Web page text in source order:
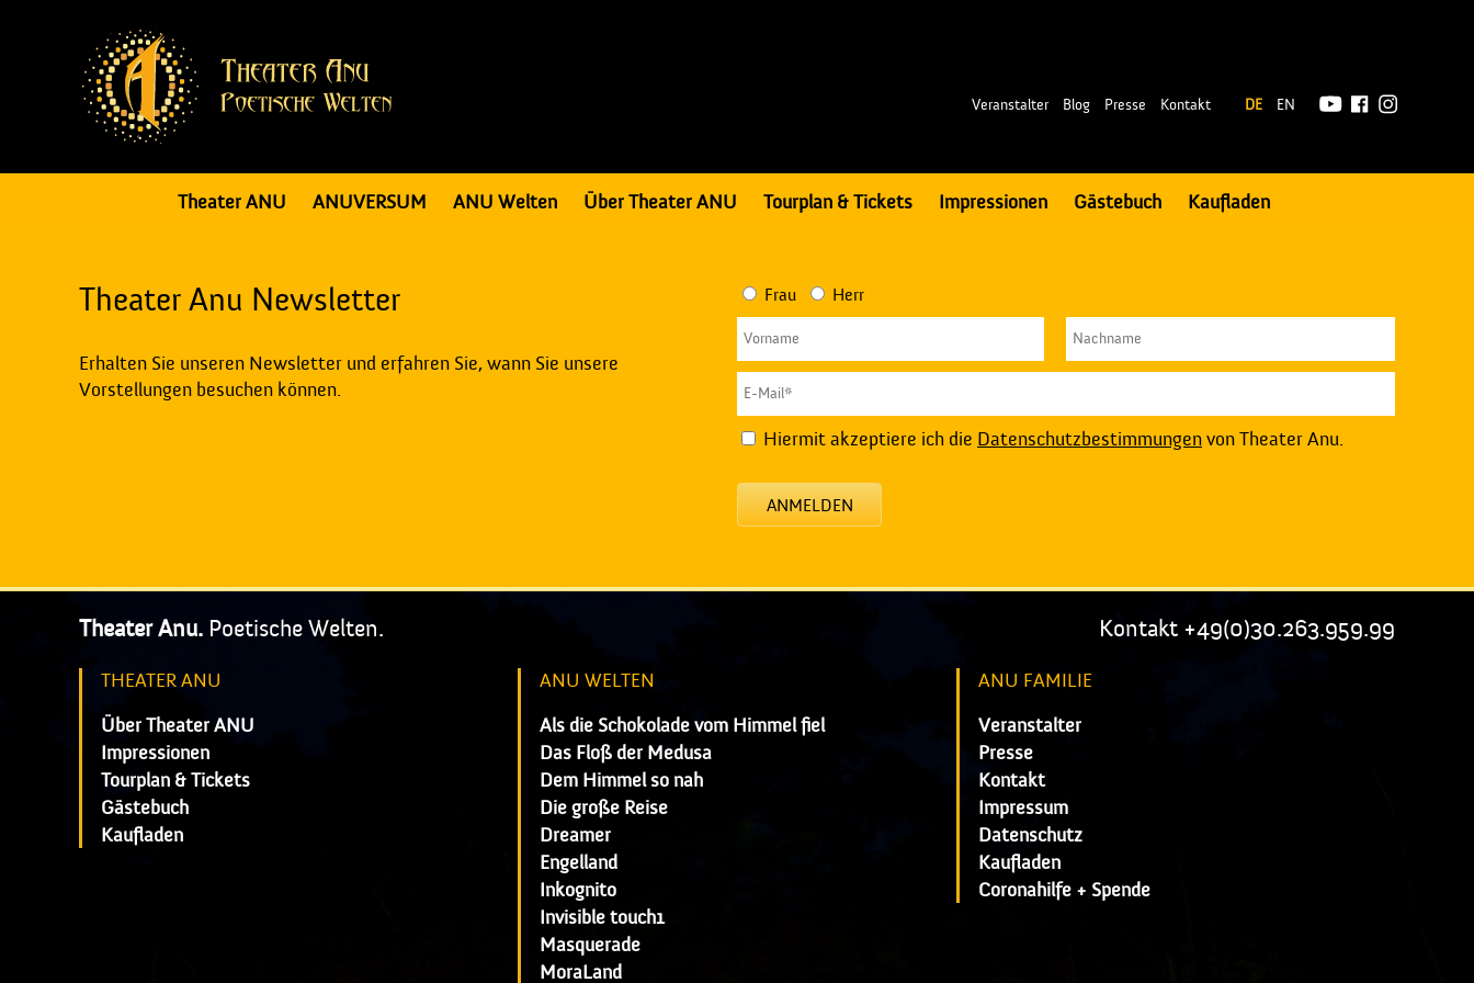
Veranstalter Blog Presse Kontakt DE EN
Theater ANU ANUVERSUM ANU Welten Über Theater ANU Tourplan & Tickets Impressionen Gästebuch Kaufladen
Theater Anu Newsletter
Erhalten Sie unseren Newsletter und erfahren Sie, wann Sie unsere
Vorstellungen besuchen können.
Frau Herr
Hiermit akzeptiere ich die Datenschutzbestimmungenvon Theater Anu.
ANMELDEN
Theater Anu. Poetische Welten. Kontakt +49(0)30.263.959.99
THEATER ANU
Über Theater ANU
Impressionen
Tourplan & Tickets
Gästebuch
Kaufladen
ANU WELTEN
Als die Schokolade vom Himmel fiel
Das Floß der Medusa
Dem Himmel so nah
Die große Reise
Dreamer
Engelland
Inkognito
Invisible touch1
Masquerade
MoraLand
ANU FAMILIE
Veranstalter
Presse
Kontakt
Impressum
Datenschutz
Kaufladen
Coronahilfe + Spende